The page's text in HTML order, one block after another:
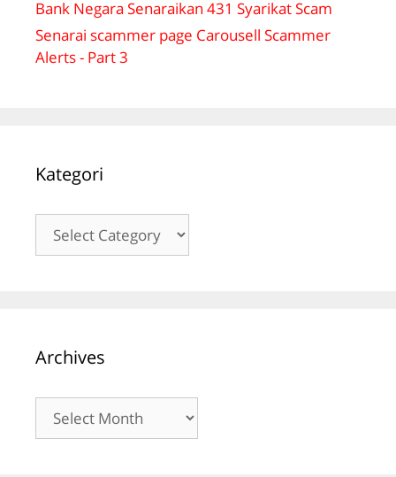
Bank Negara Senaraikan 431 Syarikat Scam
Senarai scammer page Carousell Scammer
Alerts - Part 3
Kategori
Kategori
Archives
Archives